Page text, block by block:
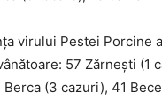
virului Pestei Porcine
57 Zărnești (1
(3 cazuri), 41